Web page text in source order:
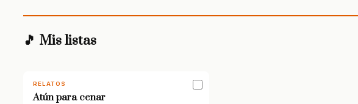
🎵 Mis listas
RELATOS
Atún para cenar